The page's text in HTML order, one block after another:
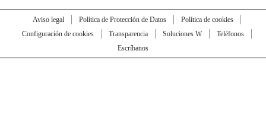
Aviso legal Política de Protección de Datos
Política de cookies
Configuración de cookies
Transparencia Soluciones W
Teléfonos
Escríbanos